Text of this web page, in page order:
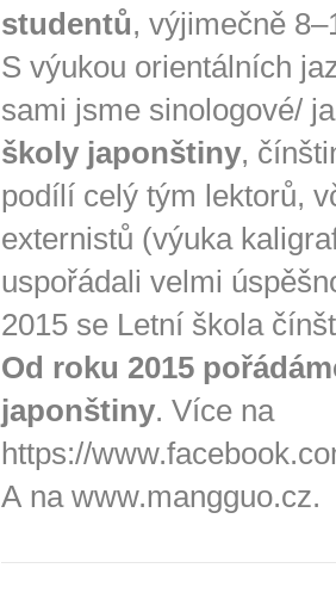
studentů, výjimečně
S výukou orientálních
sami jsme sinologové/
školy japonštiny,
podílí celý tým lektorů,
externistů (výuka
uspořádali velmi
2015 se Letní škola
Od roku 2015
japonštiny. Více na
https://
A na www.mangguo.cz.